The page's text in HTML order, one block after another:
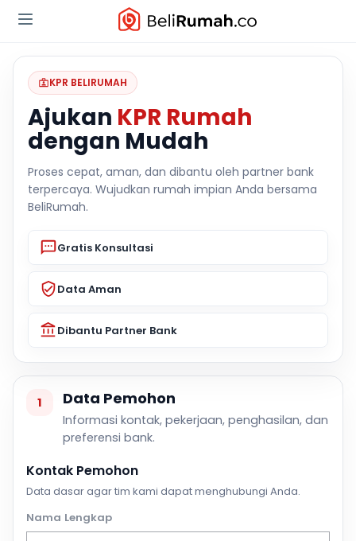
KPR BELIRUMAH
Ajukan KPR Rumah
dengan Mudah
Proses cepat, aman, dan dibantu oleh partner bank
terpercaya. Wujudkan rumah impian Anda bersama
BeliRumah.
Gratis Konsultasi
Data Aman
Dibantu Partner Bank
1 Data Pemohon
Informasi kontak, pekerjaan, penghasilan, dan
preferensi bank.
Kontak Pemohon
Data dasar agar tim kami dapat menghubungi Anda.
Nama Lengkap